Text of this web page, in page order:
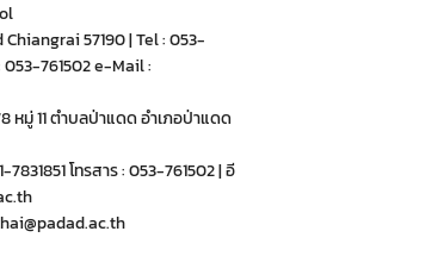
Chiangrai 57190 | Tel : 053-
053-761502 e-Mail :
หมู่ 11 ตำบลป่าแดด อำเภอป่าแดด
โทรสาร : 053-761502 | อี